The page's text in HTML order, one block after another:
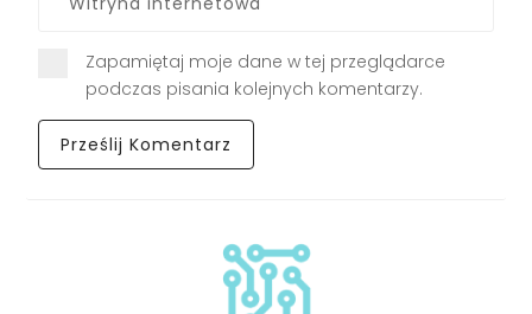
Zapamiętaj moje dane w tej przeglądarce
podczas pisania kolejnych komentarzy.